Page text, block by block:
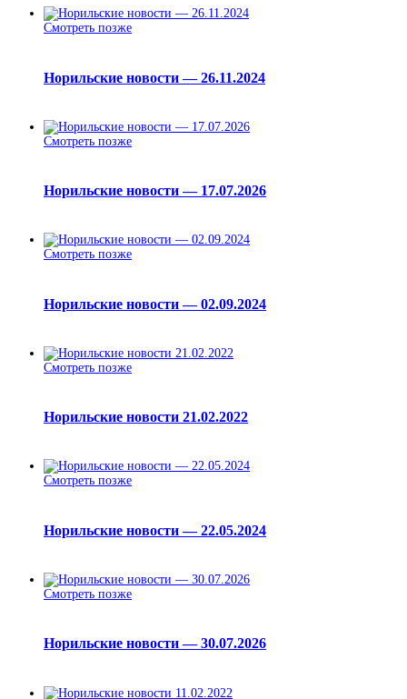
Смотреть позже
Норильские новости — 26.11.2024
Смотреть позже
Норильские новости — 17.07.2026
Смотреть позже
Норильские новости — 02.09.2024
Смотреть позже
Норильские новости 21.02.2022
Смотреть позже
Норильские новости — 22.05.2024
Смотреть позже
Норильские новости — 30.07.2026